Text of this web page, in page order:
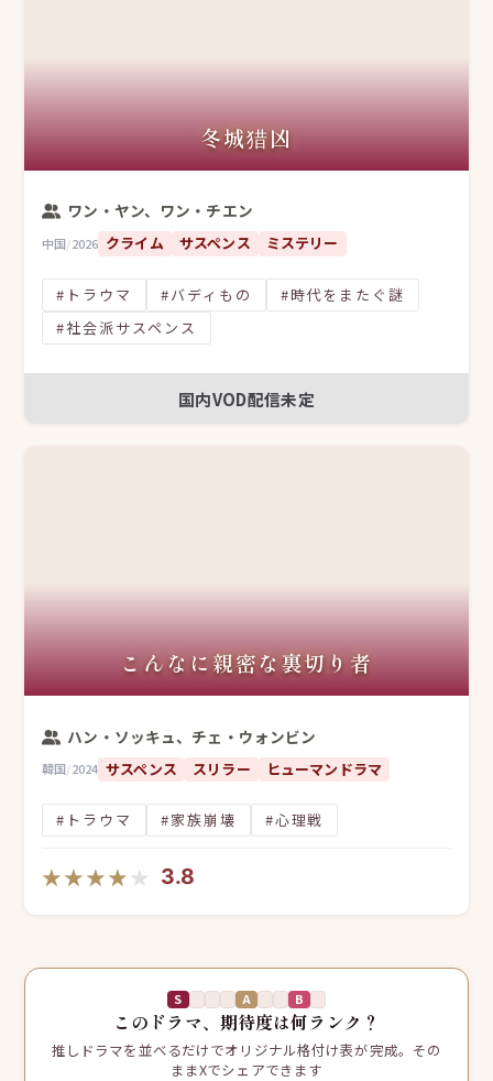
冬城猎凶
ワン・ヤン、ワン・チエン
中国/2026 クライム サスペンス ミステリー
#トラウマ #バディもの
#時代をまたぐ謎
#社会派サスペンス
国内VOD配信未定
こんなに親密な裏切り者
ハン・ソッキュ、チェ・ウォンビン
韓国/2024 サスペンス スリラー ヒューマンドラマ
#トラウマ #家族崩壊 #心理戦
★★★★★
★★★★★ 3.8
S A B
このドラマ、期待度は何ランク？
推しドラマを並べるだけでオリジナル格付け表が完成。その
ままXでシェアできます